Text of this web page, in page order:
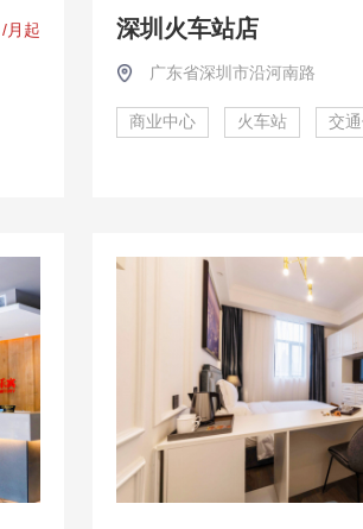
/月起 深圳火车站店
广东省深圳市沿河南路
商业中心 火车站 交通